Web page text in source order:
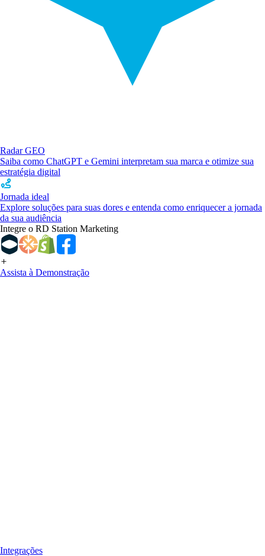
Radar GEO
Saiba como ChatGPT e Gemini interpretam sua marca e otimize sua
estratégia digital
Jornada ideal
Explore soluções para suas dores e entenda como enriquecer a jornada
da sua audiência
Integre o RD Station Marketing
Assista à Demonstração
Integrações